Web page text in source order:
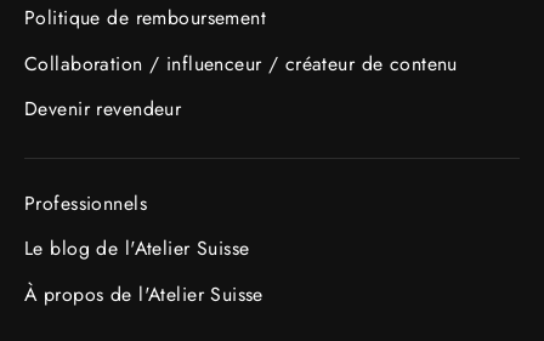
Politique de remboursement
Collaboration / influenceur / créateur de contenu
Devenir revendeur
Professionnels
Le blog de l'Atelier Suisse
À propos de l'Atelier Suisse